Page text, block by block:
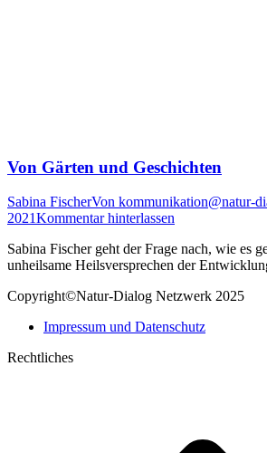
Von Gärten und Geschichten
Sabina FischerVon kommunikation@natur-
2021Kommentar hinterlassen
Sabina Fischer geht der Frage nach, wie es
unheilsame Heilsversprechen der
Copyright©Natur-Dialog Netzwerk 2025
Impressum und Datenschutz
Rechtliches